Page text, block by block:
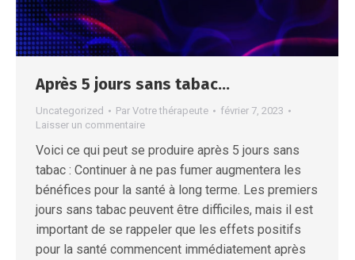
Après 5 jours sans tabac…
Uncategorized Par Votre thérapeute
février 7, 2023
Laisser un commentaire
Voici ce qui peut se produire après 5 jours sans
tabac : Continuer à ne pas fumer augmentera les
bénéfices pour la santé à long terme. Les premiers
jours sans tabac peuvent être difficiles, mais il est
important de se rappeler que les effets positifs
pour la santé commencent immédiatement après